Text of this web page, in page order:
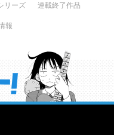
リーズ 連載終了作品
報
ジャンプルーキー！